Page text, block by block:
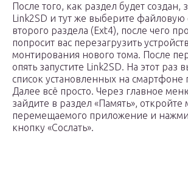
После того, как раздел будет создан,
Link2SD и тут же выберите файловую
второго раздела (Ext4), после чего
попросит вас перезагрузить
монтирования нового тома. После
опять запустите Link2SD. На этот раз
список установленных на
Далее всё просто. Через главное
зайдите в раздел «Память»,
перемещаемого приложение и
кнопку «Сослать».